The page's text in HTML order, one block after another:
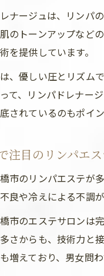
ナージュは、リンパ
のトーンアップなど
を提供しています。
、優しい圧とリズム
て、リンパドレナー
されているのもポイン
注目のリンパエ
市のリンパエステが
良や冷えによる不調
市のエステサロンは
さからも、技術力と
増えており、男女問